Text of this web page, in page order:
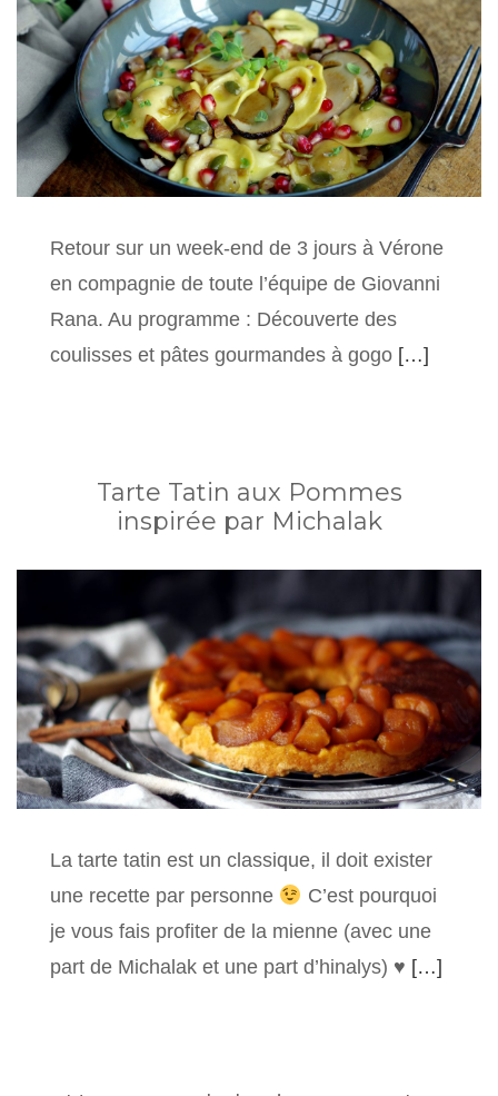
Retour sur un week-end de 3 jours à Vérone
en compagnie de toute l’équipe de Giovanni
Rana. Au programme : Découverte des
coulisses et pâtes gourmandes à gogo […]
Tarte Tatin aux Pommes
inspirée par Michalak
La tarte tatin est un classique, il doit exister
une recette par personne
C’est pourquoi
je vous fais profiter de la mienne (avec une
part de Michalak et une part d’hinalys) ♥ […]